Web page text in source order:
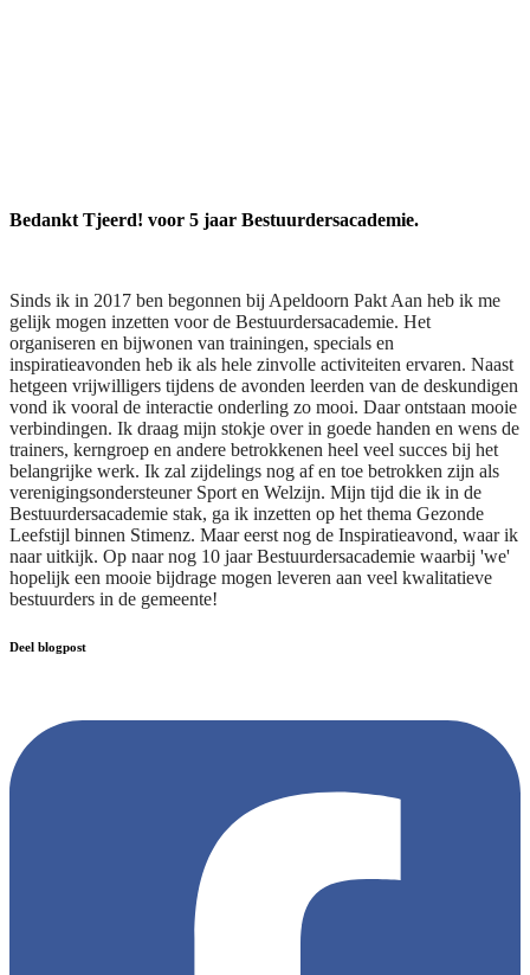
Bedankt Tjeerd! voor 5 jaar Bestuurdersacademie.
Sinds ik in 2017 ben begonnen bij Apeldoorn Pakt Aan heb ik me
gelijk mogen inzetten voor de Bestuurdersacademie. Het
organiseren en bijwonen van trainingen, specials en
inspiratieavonden heb ik als hele zinvolle activiteiten ervaren. Naast
hetgeen vrijwilligers tijdens de avonden leerden van de deskundigen
vond ik vooral de interactie onderling zo mooi. Daar ontstaan mooie
verbindingen. Ik draag mijn stokje over in goede handen en wens de
trainers, kerngroep en andere betrokkenen heel veel succes bij het
belangrijke werk. Ik zal zijdelings nog af en toe betrokken zijn als
verenigingsondersteuner Sport en Welzijn. Mijn tijd die ik in de
Bestuurdersacademie stak, ga ik inzetten op het thema Gezonde
Leefstijl binnen Stimenz. Maar eerst nog de Inspiratieavond, waar ik
naar uitkijk. Op naar nog 10 jaar Bestuurdersacademie waarbij 'we'
hopelijk een mooie bijdrage mogen leveren aan veel kwalitatieve
bestuurders in de gemeente!
Deel blogpost